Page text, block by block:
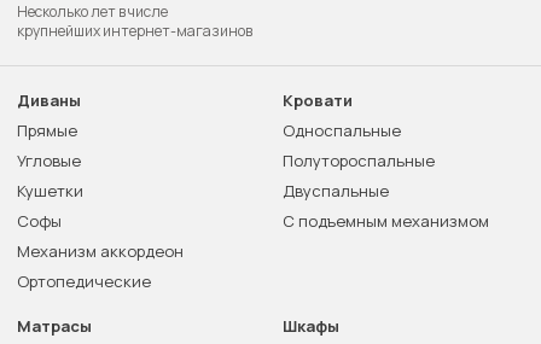
Несколько лет в числе
крупнейших интернет-магазинов
Диваны
Прямые
Угловые
Кушетки
Софы
Механизм аккордеон
Ортопедические
Кровати
Односпальные
Полутороспальные
Двуспальные
С подъемным механизмом
Матрасы
Шкафы